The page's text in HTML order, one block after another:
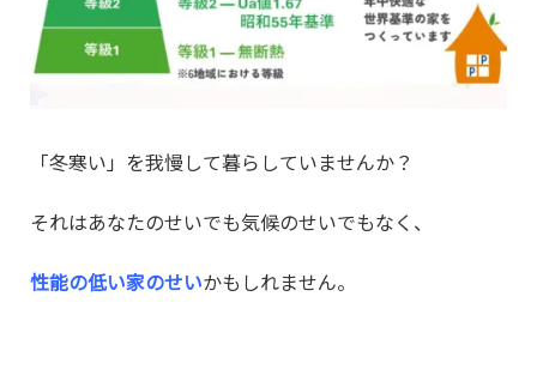
「冬寒い」を我慢して暮らしていませんか？
それはあなたのせいでも気候のせいでもなく、
性能の低い家のせいかもしれません。